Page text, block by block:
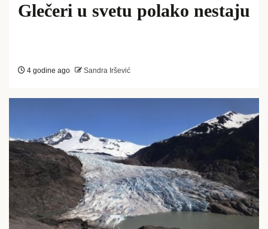
Glečeri u svetu polako nestaju
4 godine ago Sandra Iršević